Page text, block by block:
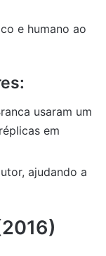
e humano ao
usaram um
em
ajudando a